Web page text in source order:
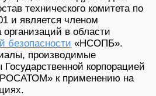
технического комитета по
и является членом
в области
безопасности «НСОПБ».
производимые
корпорацией
к применению на